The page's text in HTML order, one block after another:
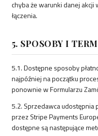
chyba że warunki danej
łączenia.
5. SPOSOBY I
5.1. Dostępne sposoby
najpóźniej na początku
ponownie w Formularzu
5.2. Sprzedawca udostępnia
przez Stripe Payments
dostępne są następujące